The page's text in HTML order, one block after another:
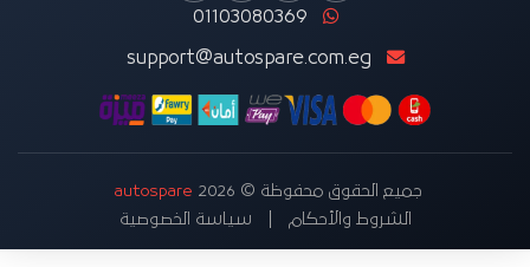
جميع الحقوق محفوظة © 2026
autospare
الشروط والأحكام
سياسة الخصوصية